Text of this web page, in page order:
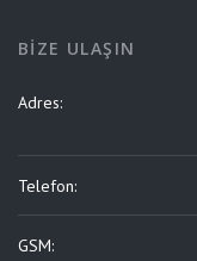
BIZE ULAŞIN
Adres:
Telefon:
GSM: